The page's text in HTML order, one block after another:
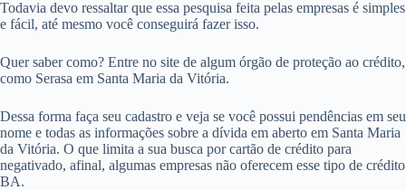
Todavia devo ressaltar que essa pesquisa feita pelas empresas é simples
e fácil, até mesmo você conseguirá fazer isso.
Quer saber como? Entre no site de algum órgão de proteção ao crédito,
como Serasa em Santa Maria da Vitória.
Dessa forma faça seu cadastro e veja se você possui pendências em seu
nome e todas as informações sobre a dívida em aberto em Santa Maria
da Vitória. O que limita a sua busca por cartão de crédito para
negativado, afinal, algumas empresas não oferecem esse tipo de crédito
BA.